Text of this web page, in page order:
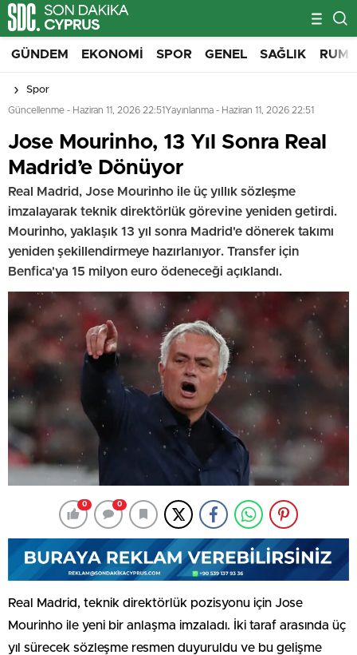
GÜNDEM EKONOMI SPOR GENEL SAĞLIK RUM
Spor
Güncellenme - Haziran 11, 2026 22:51Yayınlanma - Haziran 11, 2026 22:51
Jose Mourinho, 13 Yıl Sonra Real
Madrid’e Dönüyor
Real Madrid, Jose Mourinho ile üç yıllık sözleşme
imzalayarak teknik direktörlük görevine yeniden getirdi.
Mourinho, yaklaşık 13 yıl sonra Madrid'e dönerek takımı
yeniden şekillendirmeye hazırlanıyor. Transfer için
Benfica'ya 15 milyon euro ödeneceği açıklandı.
0 0
Real Madrid, teknik direktörlük pozisyonu için Jose
Mourinho ile yeni bir anlaşma imzaladı. İki taraf arasında üç
yıl sürecek sözleşme resmen duyuruldu ve bu gelişme